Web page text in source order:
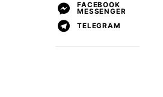
FACEBOOK
MESSENGER
TELEGRAM